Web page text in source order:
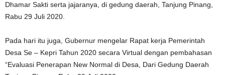
Dhamar Sakti serta jajaranya, di gedung daerah, Tanjung Pinang,
Rabu 29 Juli 2020.
Pada hari itu juga, Gubernur mengelar Rapat kerja Pemerintah
Desa Se – Kepri Tahun 2020 secara Virtual dengan pembahasan
“Evaluasi Penerapan New Normal di Desa, Dari Gedung Daerah